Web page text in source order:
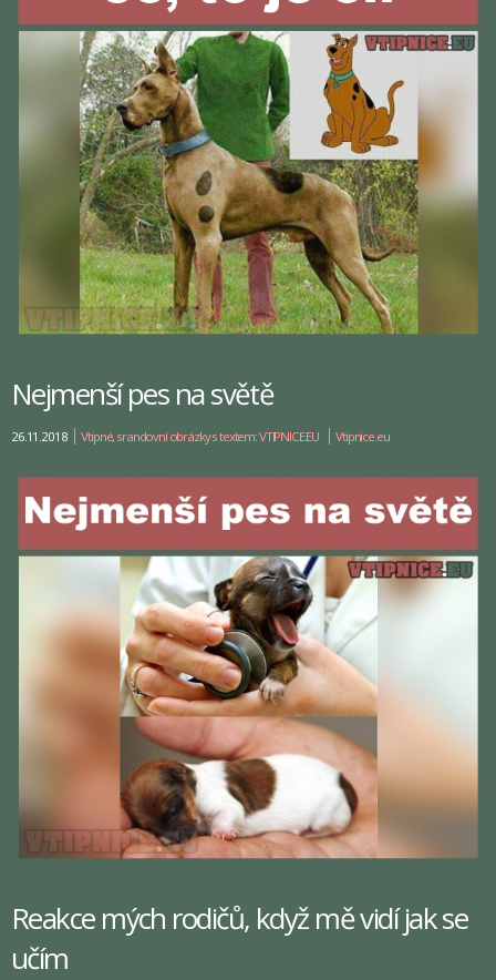
Nejmenší pes na světě
26.11.2018 Vtipné, srandovní obrázky s textem: VTIPNICE.EU Vtipnice.eu
Reakce mých rodičů, když mě vidí jak se
učím